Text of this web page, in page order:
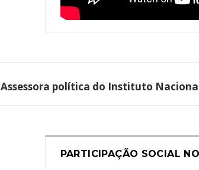
Assessora política do Instituto
PARTICIPAÇÃO SOCIAL